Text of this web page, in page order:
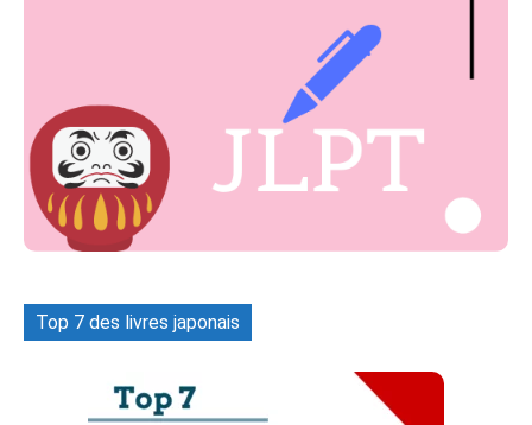
Top 7 des livres japonais